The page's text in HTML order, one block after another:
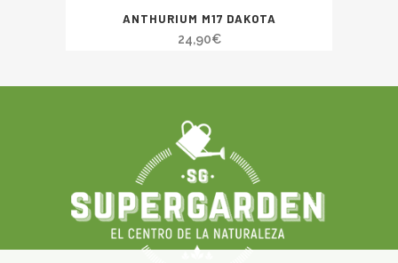
ANTHURIUM M17 DAKOTA
24,90€